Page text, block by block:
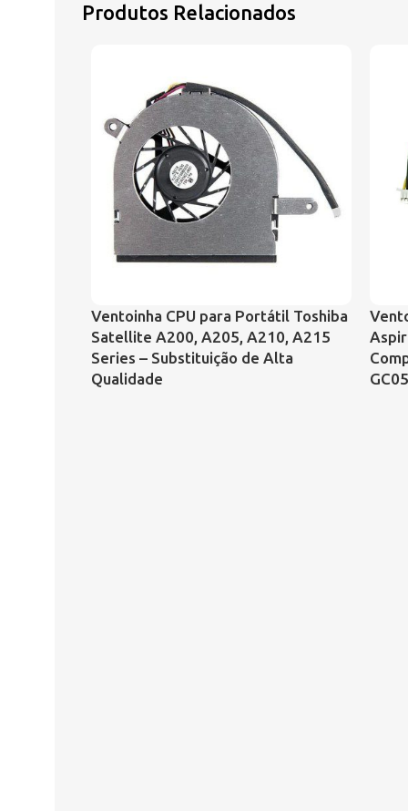
Produtos Relacionados
Ventoinha CPU para Portátil Toshiba
Satellite A200, A205, A210, A215
Series – Substituição de Alta
Qualidade